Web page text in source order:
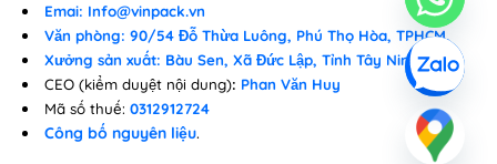
Emai: Info@vinpack.vn
Văn phòng: 90/54 Đỗ Thừa Luông, Phú Thọ Hòa, TPHCM.
Xưởng sản xuất: Bàu Sen, Xã Đức Lập, Tỉnh Tây Ninh
CEO (kiểm duyệt nội dung): Phan Văn Huy
Mã số thuế: 0312912724
Công bố nguyên liệu.